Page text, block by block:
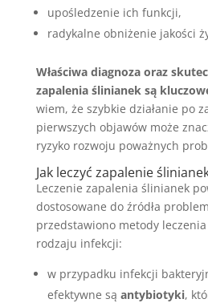
upośledzenie ich funkcji,
radykalne obniżenie jakości
Właściwa diagnoza oraz
zapalenia ślinianek są
wiem, że szybkie działanie po
pierwszych objawów może
ryzyko rozwoju poważnych
Jak leczyć zapalenie
Leczenie zapalenia ślinianek
dostosowane do źródła
przedstawiono metody
rodzaju infekcji:
w przypadku infekcji
efektywne są antybiotyki,